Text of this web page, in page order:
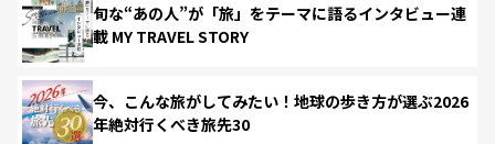
旬な“あの人”が「旅」をテーマに語るインタビュー連
載 MY TRAVEL STORY
今、こんな旅がしてみたい！地球の歩き方が選ぶ2026
年絶対行くべき旅先30